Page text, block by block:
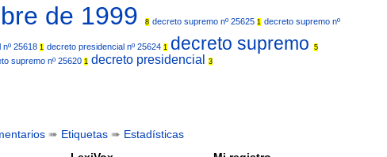
de 1999 8 decreto supremo nº 25625 1 decreto supremo nº
25618 1 decreto presidencial nº 25624 1 decreto supremo 5
supremo nº 25620 1 decreto presidencial 3
➠ Etiquetas➠ Estadísticas